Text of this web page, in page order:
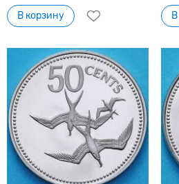
В корзину